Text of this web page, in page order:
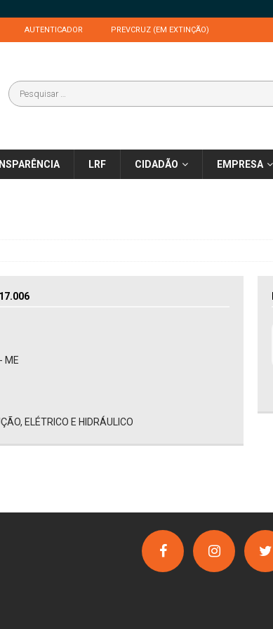
AUTENTICADOR PREVCRUZ (EM EXTINÇÃO)
LRF CIDADÃO EMPRESA
ME
ELÉTRICO E HIDRÁULICO